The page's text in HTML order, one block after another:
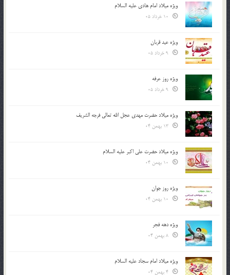
ویژه میلاد امام هادی علیه السلام
ویژه عید قربان
ویژه روز عرفه
ویژه میلاد حضرت مهدی عجل الله تعالی فرجه الشريف
ویژه میلاد حضرت علی اکبر علیه السلام
ویژه روز جوان
ویژه دهه فجر
ویژه میلاد امام سجاد علیه السلام